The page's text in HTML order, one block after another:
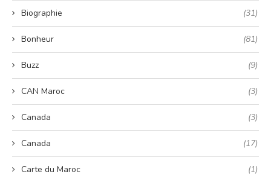
Biographie (31)
Bonheur (81)
Buzz (9)
CAN Maroc (3)
Canada (3)
Canada (17)
Carte du Maroc (1)